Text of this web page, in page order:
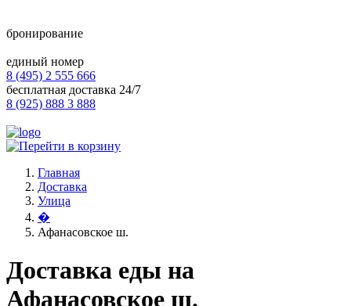
бронирование
единый номер
8 (495) 2 555 666
бесплатная доставка 24/7
8 (925) 888 3 888
Главная
Доставка
Улица
�
Афанасовское ш.
Доставка еды на
Афанасовское ш.